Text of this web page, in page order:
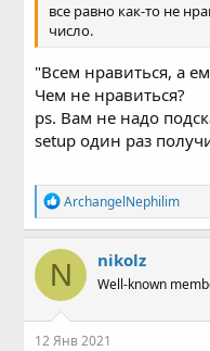
все равно как-то не
число.
"Всем нравиться, а
Чем не нравиться?
ps. Вам не надо
setup один раз
Р
е
а
к
ц
и
и
:
ArchangelNephilim
N nikolz
Well-known
12 Янв 2021